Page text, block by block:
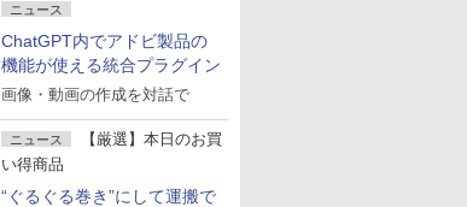
ニュース
ChatGPT内でアドビ製品の
機能が使える統合プラグイン
画像・動画の作成を対話で
ニュース
【厳選】本日のお買
い得商品
“ぐるぐる巻き”にして運搬で